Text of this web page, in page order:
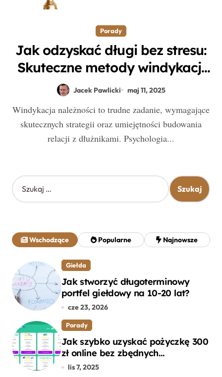
Porady
Jak odzyskać długi bez stresu:
Skuteczne metody windykacji
należności
Jacek Pawlicki maj 11, 2025
Windykacja należności to trudne zadanie, wymagające
skutecznych strategii oraz umiejętności budowania
relacji z dłużnikami. Psychologia...
S
z
j
:
Wschodzące Popularne Najnowsze
Giełda
Jak stworzyć długoterminowy
portfel giełdowy na 10-20 lat?
cze 23, 2026
Porady
Jak szybko uzyskać pożyczkę 300
zł online bez zbędnych
formalności?
lis 7, 2025